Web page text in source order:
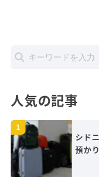
人気の記事
シド
預か